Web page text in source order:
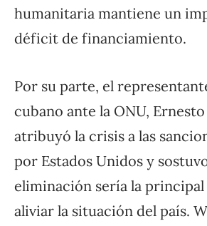
humanitaria mantiene un
déficit de financiamiento.
Por su parte, el
cubano ante la ONU,
atribuyó la crisis a las
por Estados Unidos y
eliminación sería la
aliviar la situación del país.